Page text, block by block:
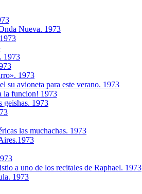
Nueva. 1973
1973
1973
su avioneta para este verano. 1973
la funcion! 1973
geishas. 1973
las muchachas. 1973
a uno de los recitales de Raphael. 1973
1973